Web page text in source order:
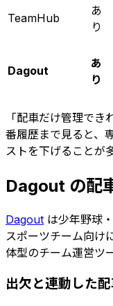
TeamHub
あ
り
Dagout
あ
り
「配車だけ管理で
番履歴まで見ると、
ストを下げることが
Dagout の配
Dagout は少年野球
スポーツチーム向け
体型のチーム運営ツ
出欠と連動した